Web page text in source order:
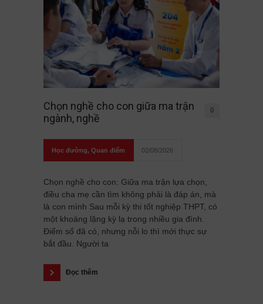
Chọn nghề cho con giữa ma trận
ngành, nghề
0
Học đường, Quan điểm 02/08/2026
Chọn nghề cho con: Giữa ma trận lựa chọn,
điều cha mẹ cần tìm không phải là đáp án, mà
là con mình Sau mỗi kỳ thi tốt nghiệp THPT, có
một khoảng lặng kỳ lạ trong nhiều gia đình.
Điểm số đã có, nhưng nỗi lo thì mới thực sự
bắt đầu. Người ta
Đọc thêm